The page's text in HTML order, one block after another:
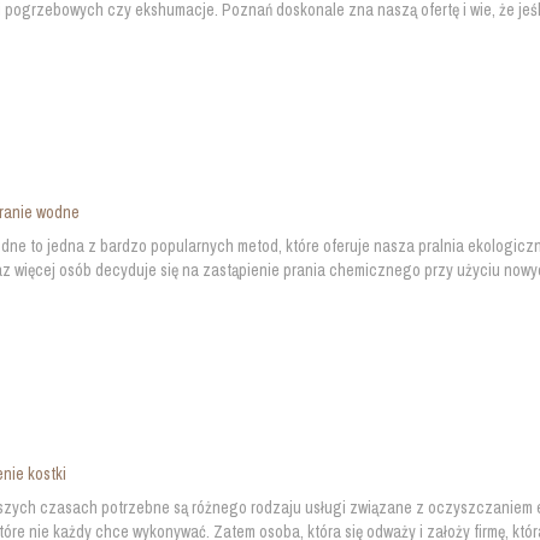
czy ekshumacje. Poznań doskonale zna naszą ofertę i wie, że
wodne
to jedna z bardzo popularnych metod, które oferuje nasza pralnia
więcej osób decyduje się na zastąpienie prania chemicznego przy użyciu
kostki
czasach potrzebne są różnego rodzaju usługi związane z oczyszczaniem
nie każdy chce wykonywać. Zatem osoba, która się odważy i założy firmę,